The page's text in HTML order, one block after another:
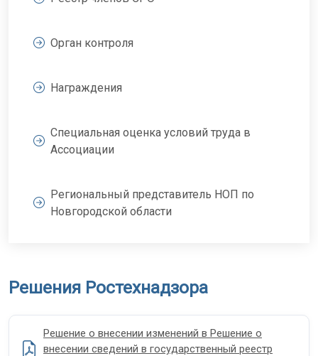
Орган контроля
Награждения
Специальная оценка условий труда в
Ассоциации
Региональный представитель НОП по
Новгородской области
Решения Ростехнадзора
Решение о внесении изменений в Решение о
внесении сведений в государственный реестр